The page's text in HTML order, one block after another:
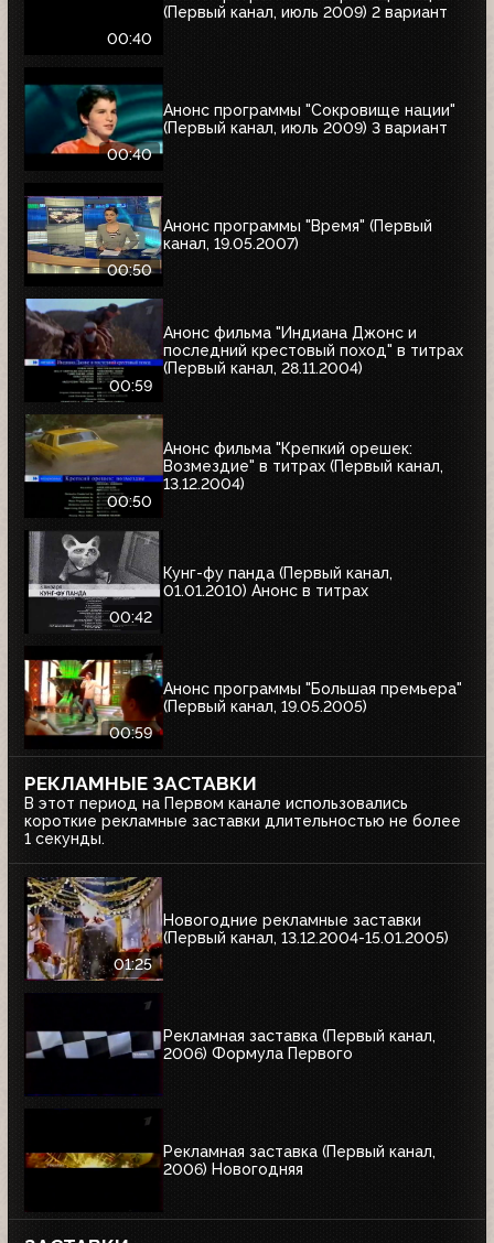
00:40
(Первый канал, июль 2009) 2 вариант
00:40
Анонс программы "Сокровище нации"
(Первый канал, июль 2009) 3 вариант
00:50
Анонс программы "Время" (Первый
канал, 19.05.2007)
00:59
Анонс фильма "Индиана Джонс и
последний крестовый поход" в титрах
(Первый канал, 28.11.2004)
00:50
Анонс фильма "Крепкий орешек:
Возмездие" в титрах (Первый канал,
13.12.2004)
00:42
Кунг-фу панда (Первый канал,
01.01.2010) Анонс в титрах
00:59
Анонс программы "Большая премьера"
(Первый канал, 19.05.2005)
РЕКЛАМНЫЕ ЗАСТАВКИ
В этот период на Первом канале использовались
короткие рекламные заставки длительностью не более
1 секунды.
01:25
Новогодние рекламные заставки
(Первый канал, 13.12.2004-15.01.2005)
Рекламная заставка (Первый канал,
2006) Формула Первого
Рекламная заставка (Первый канал,
2006) Новогодняя